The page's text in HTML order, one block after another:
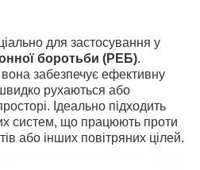
для застосування у
боротьби (РЕБ).
вона забезпечує ефективну
рухаються або
Ідеально підходить
систем, що працюють проти
або інших повітряних цілей.